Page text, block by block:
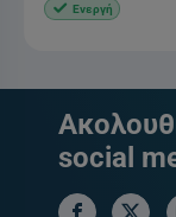
Ενεργή
social
facebook
x